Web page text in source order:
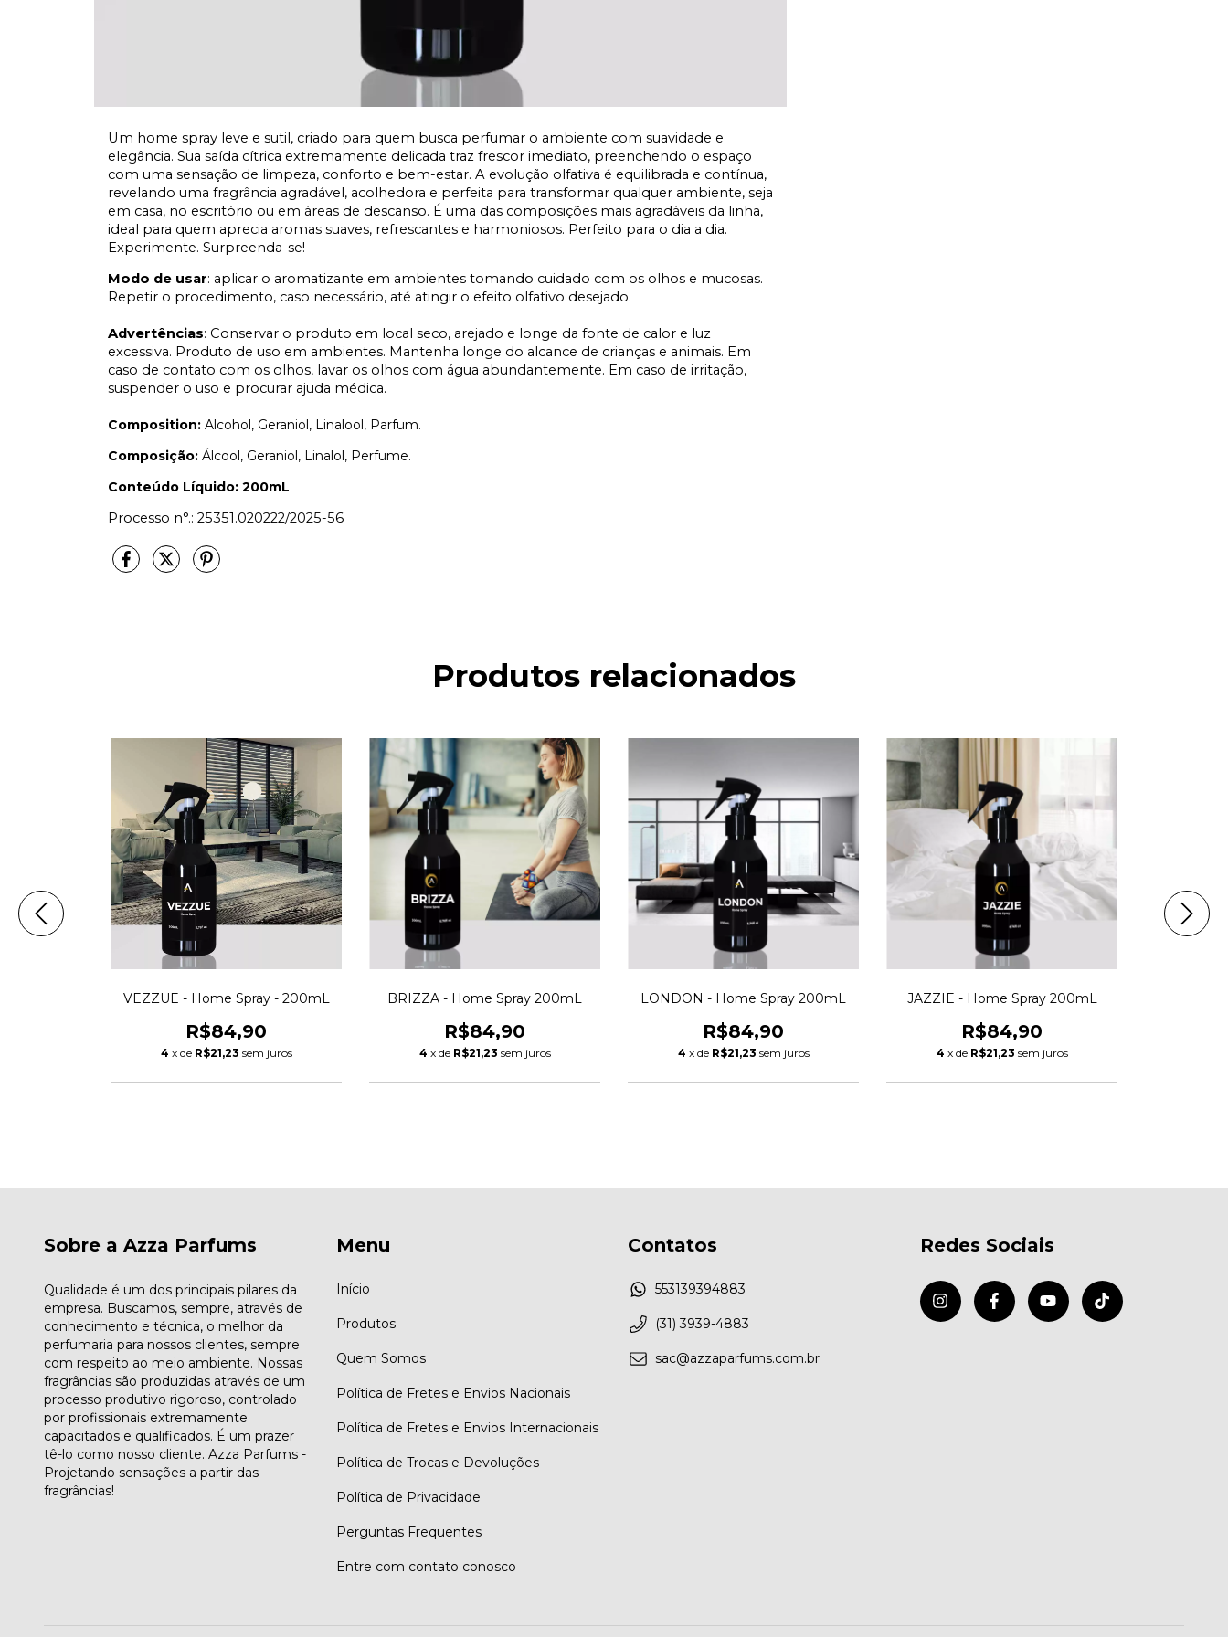
Um home spray leve e sutil, criado para quem busca perfumar o ambiente com suavidade e
elegância. Sua saída cítrica extremamente delicada traz frescor imediato, preenchendo o espaço
com uma sensação de limpeza, conforto e bem-estar. A evolução olfativa é equilibrada e contínua,
revelando uma fragrância agradável, acolhedora e perfeita para transformar qualquer ambiente, seja
em casa, no escritório ou em áreas de descanso. É uma das composições mais agradáveis da linha,
ideal para quem aprecia aromas suaves, refrescantes e harmoniosos. Perfeito para o dia a dia.
Experimente. Surpreenda-se!
Modo de usar: aplicar o aromatizante em ambientes tomando cuidado com os olhos e mucosas.
Repetir o procedimento, caso necessário, até atingir o efeito olfativo desejado.
Advertências: Conservar o produto em local seco, arejado e longe da fonte de calor e luz
excessiva. Produto de uso em ambientes. Mantenha longe do alcance de crianças e animais. Em
caso de contato com os olhos, lavar os olhos com água abundantemente. Em caso de irritação,
suspender o uso e procurar ajuda médica.
Composition: Alcohol, Geraniol, Linalool, Parfum.
Composição: Álcool, Geraniol, Linalol, Perfume.
Conteúdo Líquido: 200mL
Processo n°.: 25351.020222/2025-56
Produtos relacionados
VEZZUE - Home Spray - 200mL
R$84,90
4 x de R$21,23 sem juros
BRIZZA - Home Spray 200mL
R$84,90
4 x de R$21,23 sem juros
LONDON - Home Spray 200mL
R$84,90
4 x de R$21,23 sem juros
JAZZIE - Home Spray 200mL
R$84,90
4 x de R$21,23 sem juros
Sobre a Azza Parfums
Qualidade é um dos principais pilares da
empresa. Buscamos, sempre, através de
conhecimento e técnica, o melhor da
perfumaria para nossos clientes, sempre
com respeito ao meio ambiente. Nossas
fragrâncias são produzidas através de um
processo produtivo rigoroso, controlado
por profissionais extremamente
capacitados e qualificados. É um prazer
tê-lo como nosso cliente. Azza Parfums -
Projetando sensações a partir das
fragrâncias!
Menu
Início
Produtos
Quem Somos
Política de Fretes e Envios Nacionais
Política de Fretes e Envios Internacionais
Política de Trocas e Devoluções
Política de Privacidade
Perguntas Frequentes
Entre com contato conosco
Contatos
553139394883
(31) 3939-4883
sac@azzaparfums.com.br
Redes Sociais